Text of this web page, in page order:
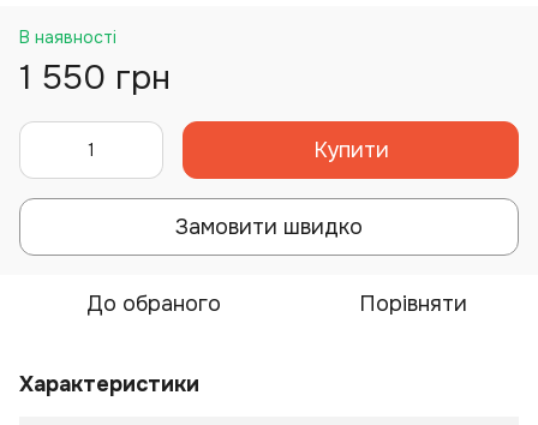
В наявності
1 550 грн
Купити
Замовити швидко
До обраного Порівняти
Характеристики